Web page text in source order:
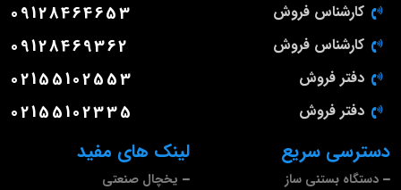
لینک های مفید
یخچال صنعتی
دسترسی سریع
دستگاه بستنی ساز
کارشناس فروش 09128464653
کارشناس فروش 09128469362
دفتر فروش 02155102553
دفتر فروش 02155102335